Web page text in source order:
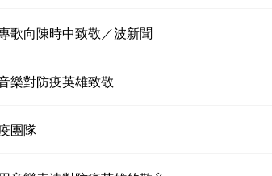
歌向陳時中致敬／波新聞
樂對防疫英雄致敬
團隊